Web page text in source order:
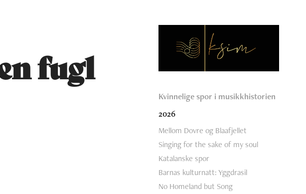
Kvinnelige spor i musikkhistorien
2026
Mellom Dovre og Blaafjellet
Singing for the sake of my soul
Katalanske spor
Barnas kulturnatt: Yggdrasil
No Homeland but Song
fugl